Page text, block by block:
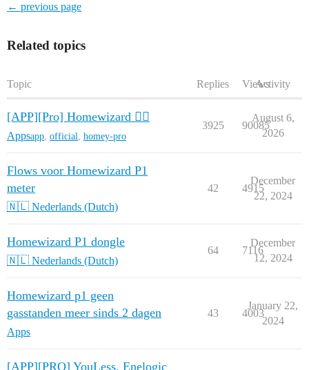
← previous page
Related topics
Topic Replies ViewsActivity
[APP][Pro] Homewizard 🧙‍♂️
Appsapp official homey-pro
3925 90085
August 6,
2026
Flows voor Homewizard P1
meter
🇳🇱 Nederlands (Dutch)
42 4915
December
22, 2024
Homewizard P1 dongle
🇳🇱 Nederlands (Dutch)
64 7116
December
12, 2024
Homewizard p1 geen
gasstanden meer sinds 2 dagen
Apps
43 4003
January 22,
2024
[APP][PRO] YouLess, Enelogic